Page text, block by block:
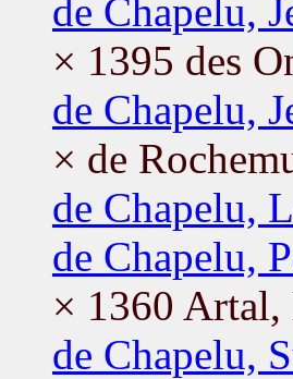
de Chapelu,
× 1395 des
de Chapelu,
× de
de Chapelu,
de Chapelu,
× 1360 Artal,
de Chapelu,